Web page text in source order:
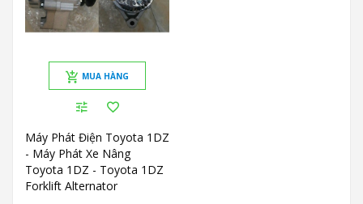
MUA HÀNG
Máy Phát Điện Toyota 1DZ
- Máy Phát Xe Nâng
Toyota 1DZ - Toyota 1DZ
Forklift Alternator